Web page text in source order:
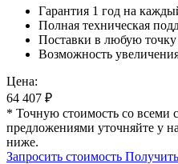
Гарантия 1 год на
Полная техническая
Поставки в любую
Возможность
Цена:
64 407 ₽
* Точную стоимость со всеми
предложениями уточняйте у
ниже.
Запросить стоимость